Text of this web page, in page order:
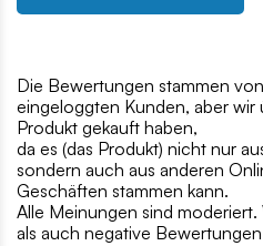
Die Bewertungen stammen
eingeloggten Kunden, aber wir
Produkt gekauft haben,
da es (das Produkt) nicht nur
sondern auch aus anderen
Geschäften stammen kann.
Alle Meinungen sind
als auch negative